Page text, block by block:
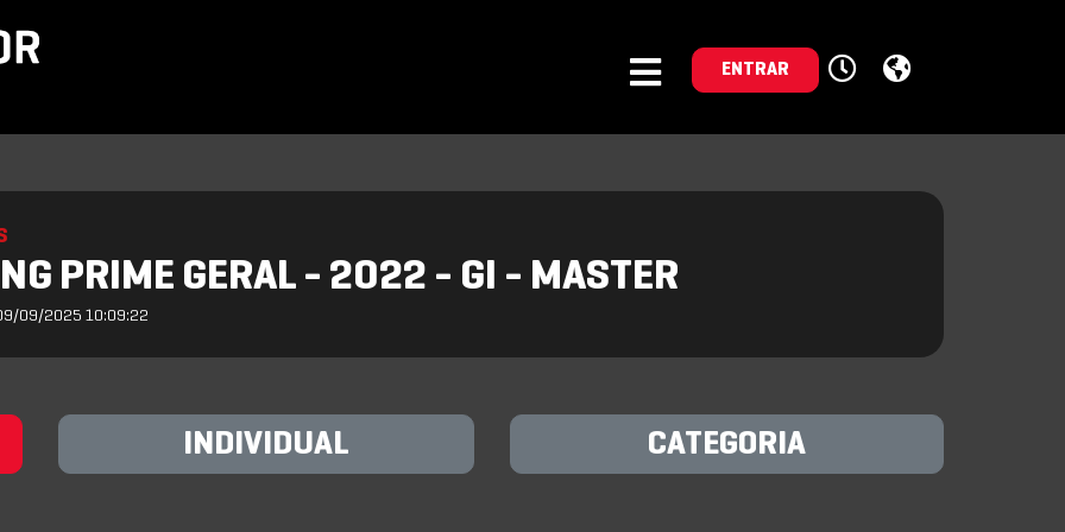
ENTRAR
PRIME GERAL - 2022 - GI - MASTER
09/09/2025 10:09:22
INDIVIDUAL CATEGORIA